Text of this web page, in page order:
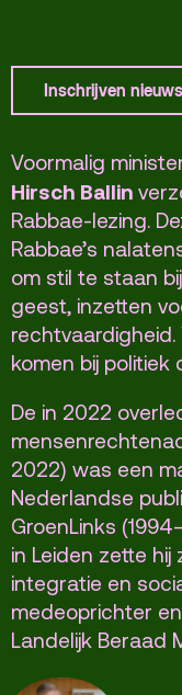
Kerktuin
&
Inschrijven
Voormalig
Hirsch Ballin
Rabbae-lezing.
Rabbae’s
om stil te staan
geest, inzetten
komen bij
De in 2022
2022) was een
Nederlandse
GroenLinks
in Leiden zette
integratie en
medeoprichter
Landelijk Beraad